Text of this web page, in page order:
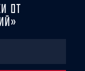
ОТ